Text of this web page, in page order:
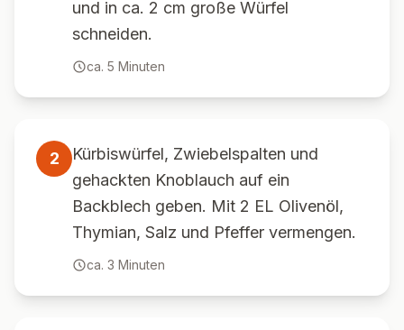
und in ca. 2 cm große Würfel
schneiden.
ca. 5 Minuten
2
Kürbiswürfel, Zwiebelspalten und
gehackten Knoblauch auf ein
Backblech geben. Mit 2 EL Olivenöl,
Thymian, Salz und Pfeffer vermengen.
ca. 3 Minuten